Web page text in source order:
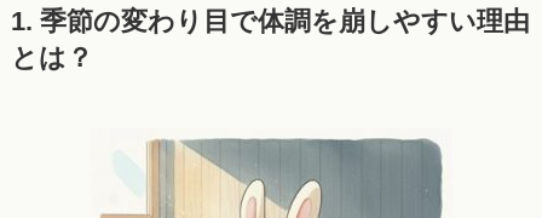
1. 季節の変わり目で体調を崩しやすい理由
とは？